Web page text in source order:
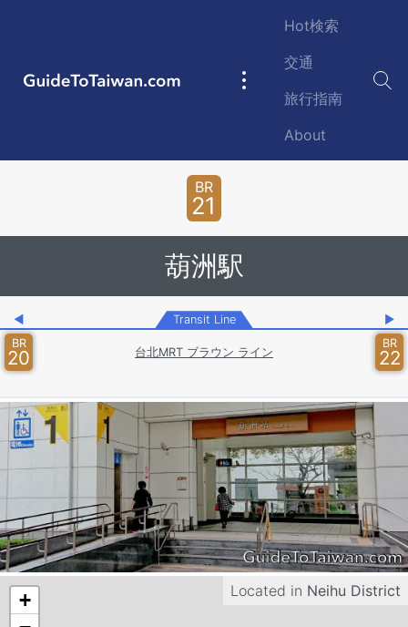
GuideToTaiwan.com
Main
Hot検索
交通
旅行指南
About
BR
21
葫洲駅
◀ Transit Line
▶
BR
20 台北MRT ブラウン ライン
BR
22
Located in Neihu District
+